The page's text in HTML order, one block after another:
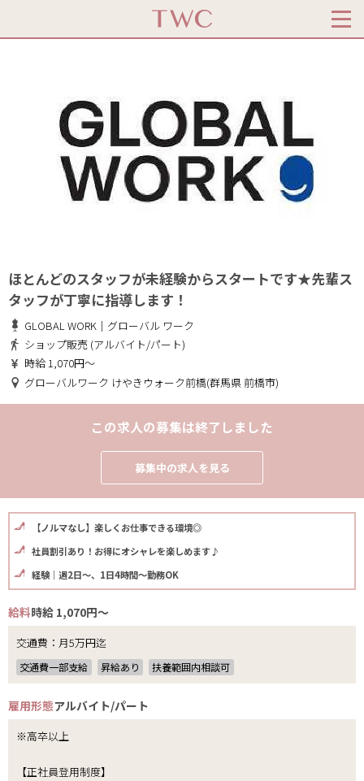
ほとんどのスタッフが未経験からスタートです★先輩ス
タッフが丁寧に指導します！
GLOBAL WORK｜グローバル ワーク
ショップ販売 (アルバイト/パート)
時給 1,070円～
グローバルワーク けやきウォーク前橋(群馬県 前橋市)
この求人の募集は終了しました
募集中の求人を見る
【ノルマなし】楽しくお仕事できる環境◎
社員割引あり！お得にオシャレを楽しめます♪
経験｜週2日～、1日4時間～勤務OK
給料時給 1,070円～
交通費：月5万円迄
交通費一部支給 昇給あり 扶養範囲内相談可
雇用形態アルバイト/パート
※高卒以上
【正社員登用制度】